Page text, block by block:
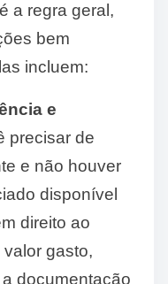
a regra geral,
bem
incluem:
e
precisar de
e não houver
disponível
direito ao
gasto,
documentação